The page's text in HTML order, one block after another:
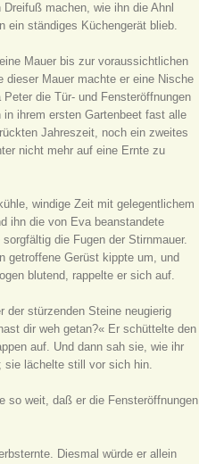
machen, wie ihn die Ahnl
ein ständiges Küchengerät blieb.
Mauer bis zur voraussichtlichen
dieser Mauer machte er eine Nische
die Tür- und Fensteröffnungen
ihrem ersten Gartenbeet fast alle
Jahreszeit, noch ein zweites
nicht mehr auf eine Ernte zu
windige Zeit mit gelegentlichem
ihn die von Eva beanstandete
die Fugen der Stirnmauer.
getroffene Gerüst kippte um, und
blutend, rappelte er sich auf.
der stürzenden Steine neugierig
dir weh getan?« Er schüttelte den
auf. Und dann sah sie, wie ihr
sie lächelte still vor sich hin.
so weit, daß er die Fensteröffnungen
Diesmal würde er allein